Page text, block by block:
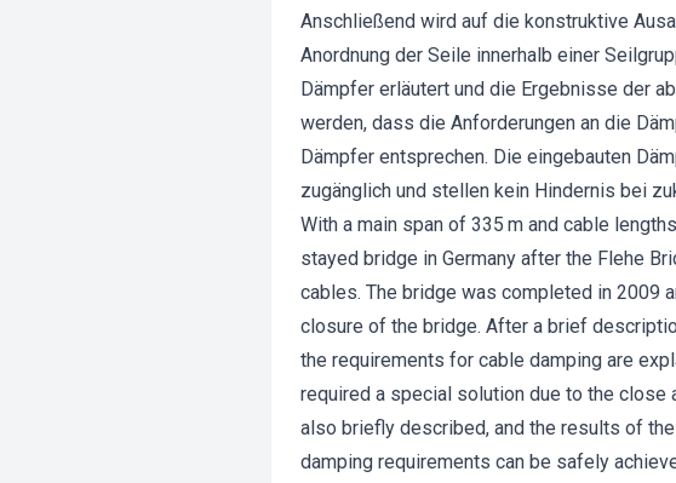
Anschließend wird auf die konstruktive
Anordnung der Seile innerhalb einer
Dämpfer erläutert und die Ergebnisse der
werden, dass die Anforderungen an die
Dämpfer entsprechen. Die eingebauten
zugänglich und stellen kein Hindernis bei
With a main span of 335 m and cable
stayed bridge in Germany after the Flehe
cables. The bridge was completed in 2009
closure of the bridge. After a brief
the requirements for cable damping are
required a special solution due to the close
also briefly described, and the results of
damping requirements can be safely